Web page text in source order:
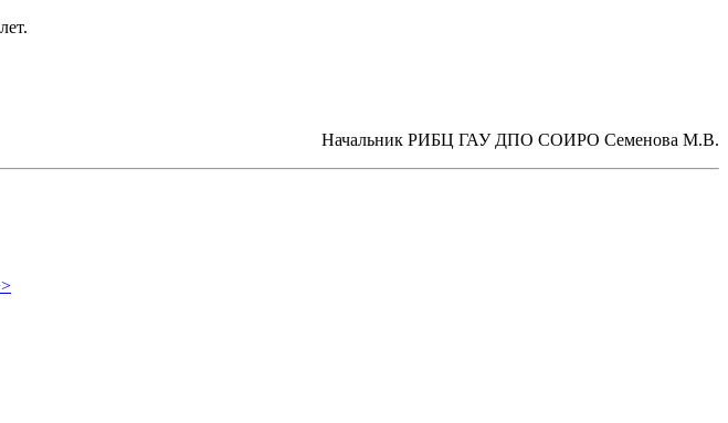
Начальник РИБЦ ГАУ ДПО СОИРО Семенова М.В.